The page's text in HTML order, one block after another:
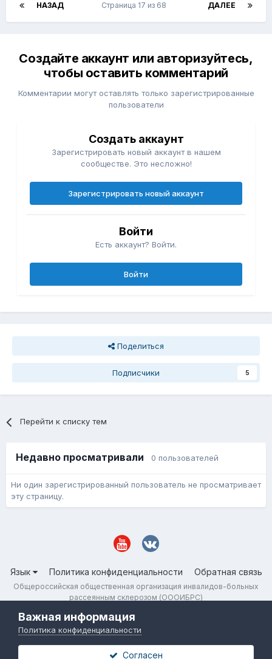
НАЗАД ДАЛЕЕ
Страница 17 из 68
Создайте аккаунт или авторизуйтесь,
чтобы оставить комментарий
Комментарии могут оставлять только зарегистрированные
пользователи
Создать аккаунт
Зарегистрировать новый аккаунт в нашем
сообществе. Это несложно!
Зарегистрировать новый аккаунт
Войти
Есть аккаунт? Войти.
Войти
Поделиться
Подписчики 5
Перейти к списку тем
Недавно просматривали 0 пользователей
Ни один зарегистрированный пользователь не просматривает
эту страницу.
Язык Политика конфиденциальности Обратная связь
Общероссийская общественная организация инвалидов-больных
рассеянным склерозом (ОООИБРС)
Важная информация
Политика конфиденциальности
Согласен